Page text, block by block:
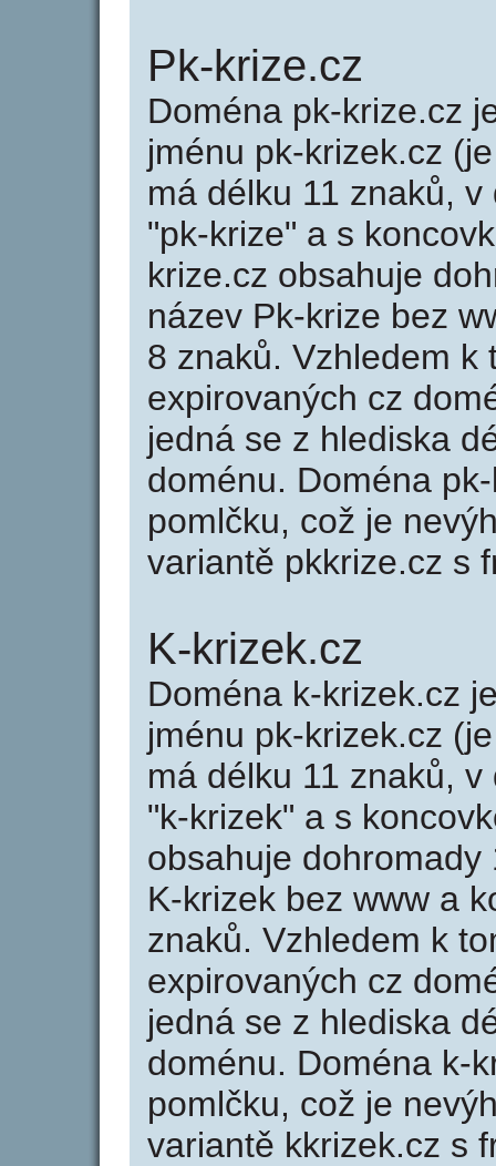
Pk-krize.cz
Doména pk-krize.cz
jménu pk-krizek.cz
má délku 11 znaků,
"pk-krize" a s
krize.cz obsahuje
název Pk-krize bez
8 znaků. Vzhledem k
expirovaných cz
jedná se z hlediska
doménu. Doména
pomlčku, což je
variantě pkkrize.cz s
K-krizek.cz
Doména k-krizek.cz
jménu pk-krizek.cz
má délku 11 znaků,
"k-krizek" a s
obsahuje
K-krizek bez www a
znaků. Vzhledem k
expirovaných cz
jedná se z hlediska
doménu. Doména k-
pomlčku, což je
variantě kkrizek.cz s